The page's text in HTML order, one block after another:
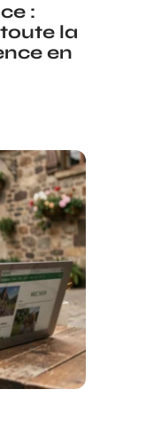
:
la
en